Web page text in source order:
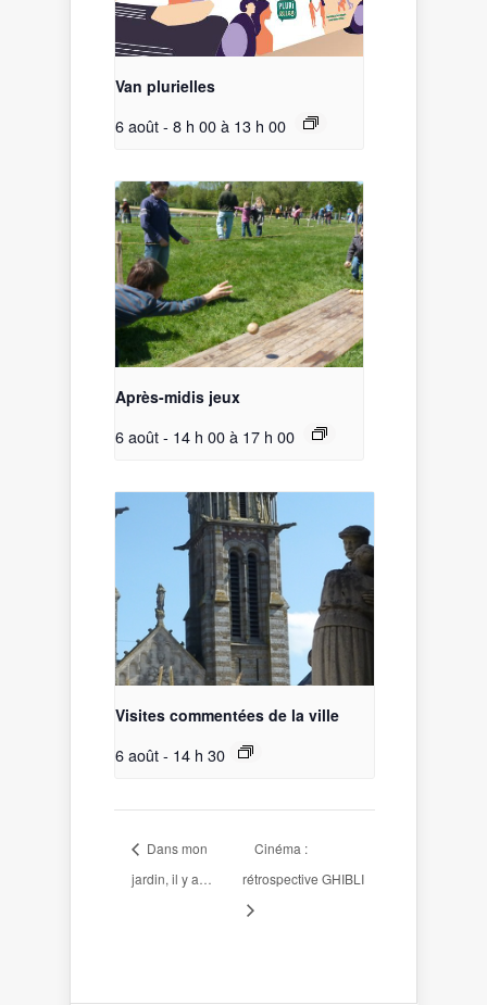
Van plurielles
6 août - 8 h 00à 13 h 00
Après-midis jeux
6 août - 14 h 00à 17 h 00
Visites commentées de la ville
6 août - 14 h 30
Dans mon
jardin, il y a…
Cinéma :
rétrospective GHIBLI